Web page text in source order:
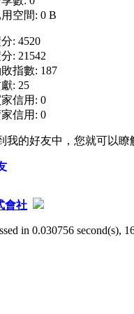
空間: 0 B
: 4520
: 21542
指數: 187
: 25
信用: 0
信用: 0
我的好友中，您就可以
會社
in 0.030756 second(s),